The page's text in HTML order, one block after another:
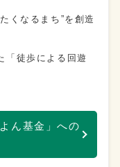
くなるまち”を創造
「徒歩による回遊
ん基金」への